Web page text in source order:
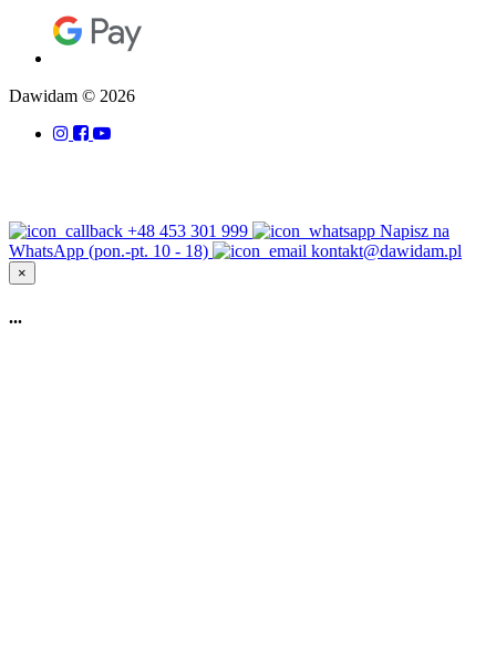
Dawidam © 2026
+48 453 301 999
Napisz na
WhatsApp (pon.-pt. 10 - 18)
kontakt@dawidam.pl
×
...